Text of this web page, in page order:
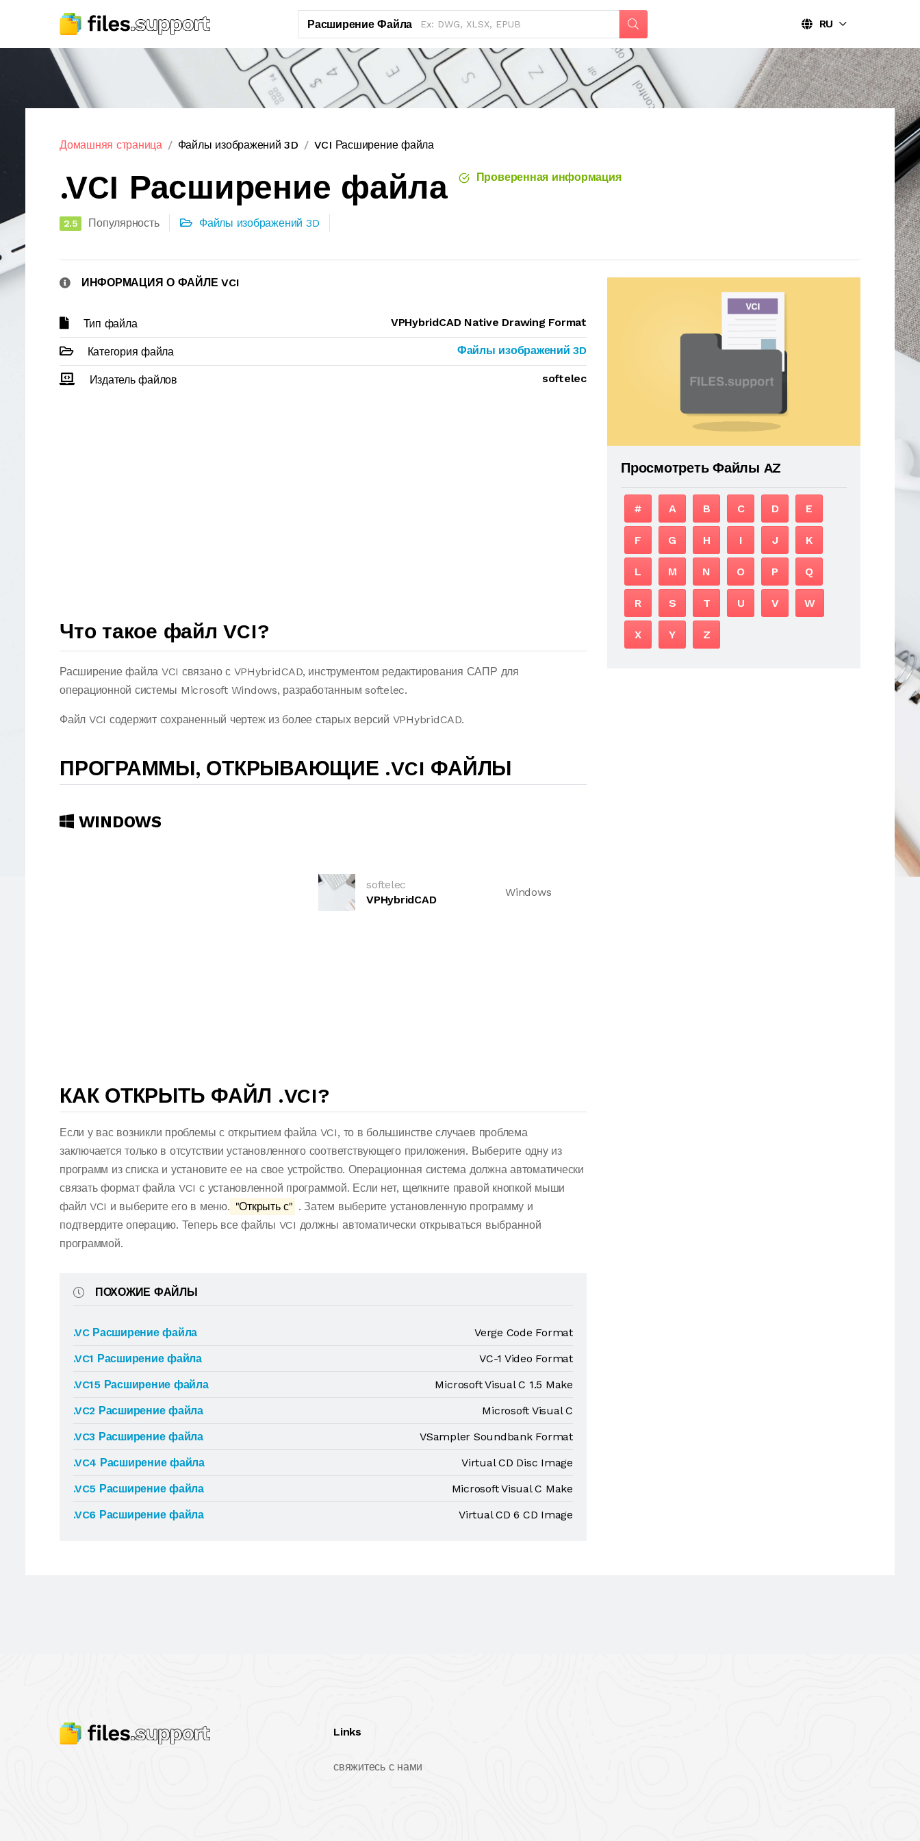
Расширение Файла RU
Домашняя страница Файлы изображений 3D VCI Расширение файла
.VCI Расширение файла Проверенная информация
2.5 Популярность Файлы изображений 3D
ИНФОРМАЦИЯ О ФАЙЛЕ VCI
Тип файла VPHybridCAD Native Drawing Format
Категория файла Файлы изображений 3D
Издатель файлов softelec
Что такое файл VCI?
Расширение файла VCI связано с VPHybridCAD, инструментом редактирования САПР для
операционной системы Microsoft Windows, разработанным softelec.
Файл VCI содержит сохраненный чертеж из более старых версий VPHybridCAD.
ПРОГРАММЫ, ОТКРЫВАЮЩИЕ .VCI ФАЙЛЫ
WINDOWS
softelec
VPHybridCAD
Windows
КАК ОТКРЫТЬ ФАЙЛ .VCI?
Если у вас возникли проблемы с открытием файла VCI, то в большинстве случаев проблема
заключается только в отсутствии установленного соответствующего приложения. Выберите одну из
программ из списка и установите ее на свое устройство. Операционная система должна автоматически
связать формат файла VCI с установленной программой. Если нет, щелкните правой кнопкой мыши
файл VCI и выберите его в меню. "Открыть с" . Затем выберите установленную программу и
подтвердите операцию. Теперь все файлы VCI должны автоматически открываться выбранной
программой.
ПОХОЖИЕ ФАЙЛЫ
.VC Расширение файла
Verge Code Format
.VC1 Расширение файла
VC-1 Video Format
.VC15 Расширение файла
Microsoft Visual C 1.5 Make
.VC2 Расширение файла
Microsoft Visual C
.VC3 Расширение файла
VSampler Soundbank Format
.VC4 Расширение файла
Virtual CD Disc Image
.VC5 Расширение файла
Microsoft Visual C Make
.VC6 Расширение файла
Virtual CD 6 CD Image
Просмотреть Файлы AZ
# A B C D E
F G H I J K
L M N O P Q
R S T U V W
X Y Z
Links
свяжитесь с нами